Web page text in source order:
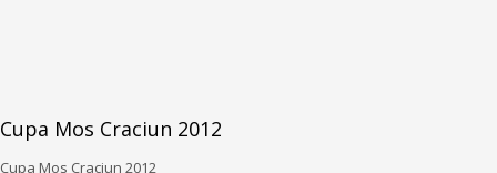
Cupa Mos Craciun 2012
Cupa Mos Craciun 2012